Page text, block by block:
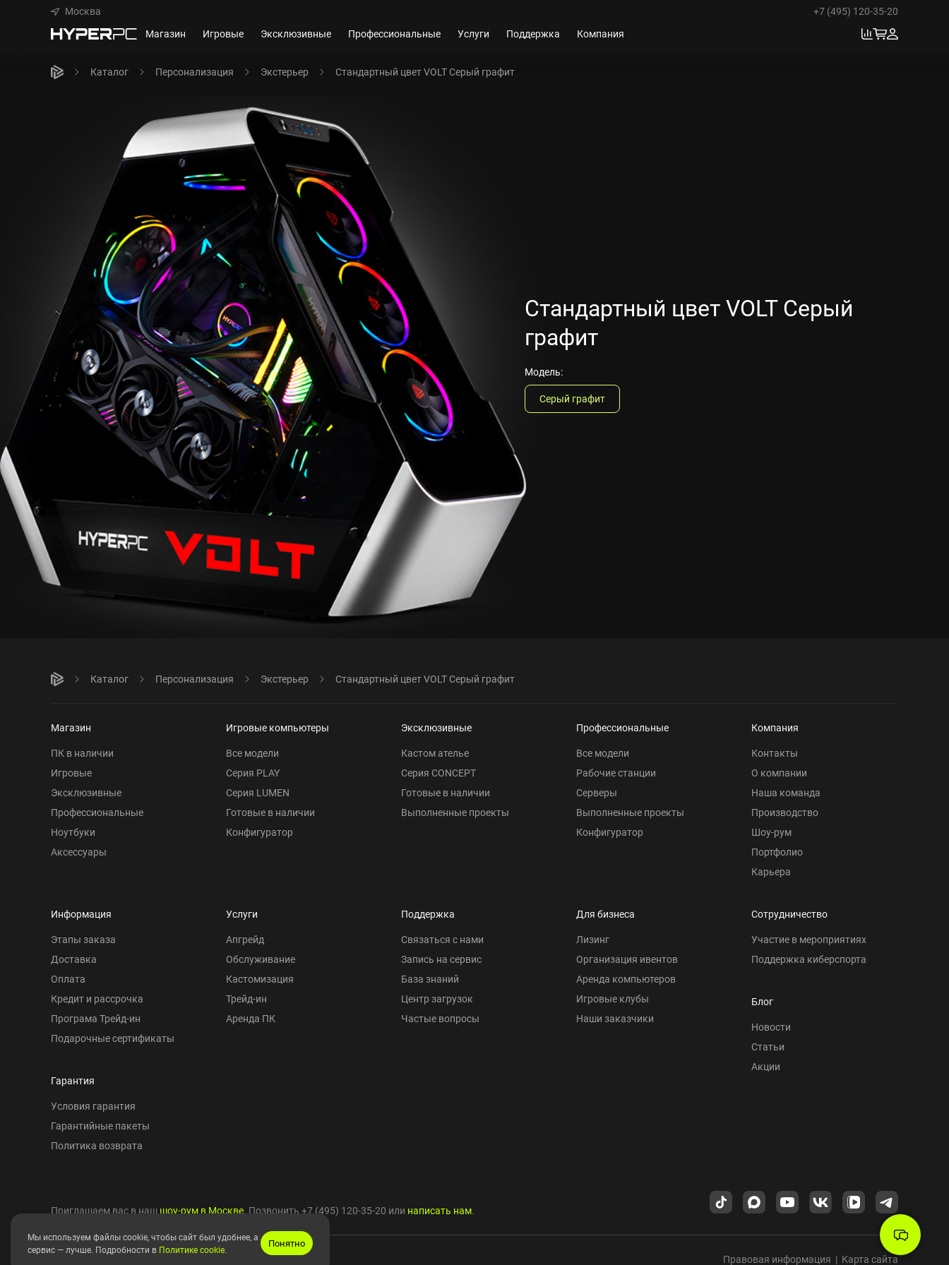
Москва
+7 (495) 120-35-20
Магазин
Игровые Эксклюзивные Профессиональные Услуги Поддержка Компания
Каталог Персонализация Экстерьер Стандартный цвет VOLT Серый графит
Стандартный цвет VOLT Серый
графит
Модель:
Серый графит
Каталог Персонализация Экстерьер Стандартный цвет VOLT Серый графит
Магазин
ПК в наличии
Игровые
Эксклюзивные
Профессиональные
Ноутбуки
Аксессуары
Игровые компьютеры
Все модели
Серия PLAY
Серия LUMEN
Готовые в наличии
Конфигуратор
Эксклюзивные
Кастом ателье
Серия CONCEPT
Готовые в наличии
Выполненные проекты
Профессиональные
Все модели
Рабочие станции
Серверы
Выполненные проекты
Конфигуратор
Компания
Контакты
О компании
Наша команда
Производство
Шоу-рум
Портфолио
Карьера
Информация
Этапы заказа
Доставка
Оплата
Кредит и рассрочка
Програма Трейд-ин
Подарочные сертификаты
Гарантия
Условия гарантия
Гарантийные пакеты
Политика возврата
Услуги
Апгрейд
Обслуживание
Кастомизация
Трейд-ин
Аренда ПК
Поддержка
Связаться с нами
Запись на сервис
База знаний
Центр загрузок
Частые вопросы
Для бизнеса
Лизинг
Организация ивентов
Аренда компьютеров
Игровые клубы
Наши заказчики
Сотрудничество
Участие в мероприятиях
Поддержка киберспорта
Блог
Новости
Статьи
Акции
Приглашаем вас в нашшоу-рум в Москве. Позвонить+7 (495) 120-35-20 или написать нам.
Copyright © 2010-2026 HYPERPC. Правовая информация | Карта сайта
Мы используем файлы cookie, чтобы сайт был удобнее, а
сервис — лучше. Подробности в Политике cookie. Понятно